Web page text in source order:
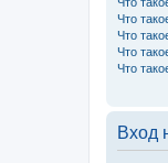
Что
Что
Что
Что
Вход